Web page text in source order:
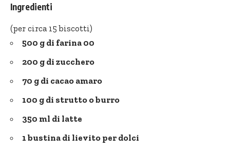
Ingredienti
(per circa 15 biscotti)
500 g di farina 00
200 g di zucchero
70 g di cacao amaro
100 g di strutto o burro
350 ml di latte
1 bustina di lievito per dolci